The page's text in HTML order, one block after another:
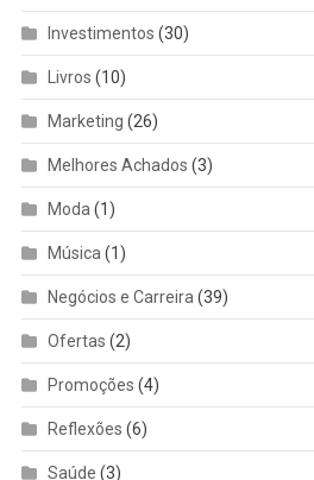
Investimentos (30)
Livros (10)
Marketing (26)
Melhores Achados (3)
Moda (1)
Música (1)
Negócios e Carreira (39)
Ofertas (2)
Promoções (4)
Reflexões (6)
Saúde (3)